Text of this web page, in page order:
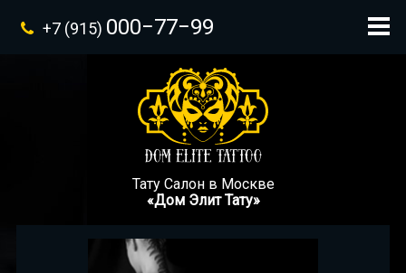
+7 (915) 000−77−99
Тату Салон в Москве
«Дом Элит Тату»